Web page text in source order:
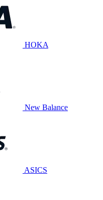
HOKA
New Balance
ASICS